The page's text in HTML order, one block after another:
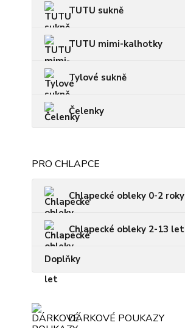
TUTU sukně
TUTU mimi-kalhotky
Tylové sukně
Čelenky
PRO CHLAPCE
Chlapecké obleky 0-2 roky
Chlapecké obleky 2-13 let
Doplňky
DÁRKOVÉ POUKAZY